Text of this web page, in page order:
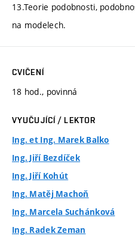
13.Teorie podobnosti,
na modelech.
CVIČENÍ
18 hod., povinná
VYUČUJÍCÍ / LEKTOR
Ing. et Ing. Marek Balko
Ing. Jiří Bezdíček
Ing. Jiří Kohút
Ing. Matěj Machoň
Ing. Marcela Suchánková
Ing. Radek Zeman